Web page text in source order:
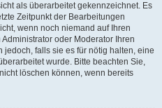
als überarbeitet gekennzeichnet. Es
Zeitpunkt der Bearbeitungen
wenn noch niemand auf Ihren
oder Moderator Ihren
jedoch, falls sie es für nötig halten, eine
wurde. Bitte beachten Sie,
löschen können, wenn bereits